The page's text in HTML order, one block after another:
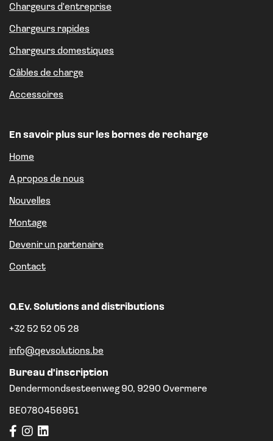
Chargeurs d'entreprise
Chargeurs rapides
Chargeurs domestiques
Câbles de charge
Accessoires
En savoir plus sur les bornes de recharge
Home
A propos de nous
Nouvelles
Montage
Devenir un partenaire
Contact
Q.Ev. Solutions and distributions
+32 52 52 05 28
info@qevsolutions.be
Bureau d'inscription
Dendermondsesteenweg 90, 9290 Overmere
BE0780456951